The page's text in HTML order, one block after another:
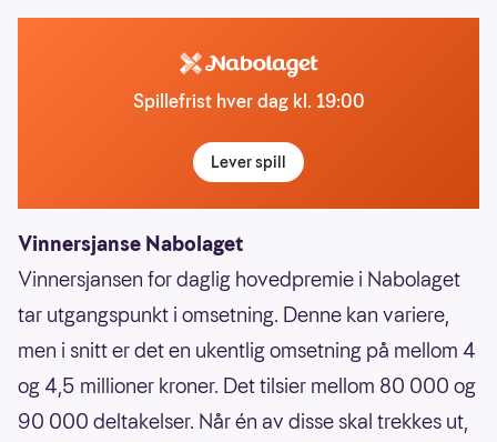
Spillefrist hver dag kl. 19:00
Lever spill
Vinnersjanse Nabolaget
Vinnersjansen for daglig hovedpremie i Nabolaget
tar utgangspunkt i omsetning. Denne kan variere,
men i snitt er det en ukentlig omsetning på mellom 4
og 4,5 millioner kroner. Det tilsier mellom 80 000 og
90 000 deltakelser. Når én av disse skal trekkes ut,